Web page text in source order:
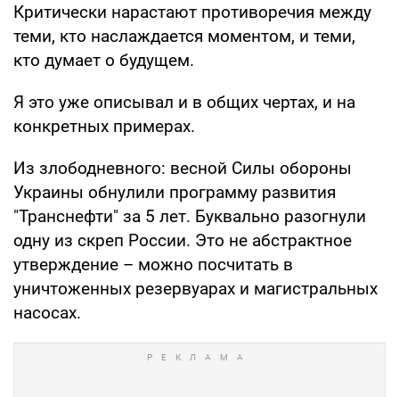
Критически нарастают противоречия между
теми, кто наслаждается моментом, и теми,
кто думает о будущем.
Я это уже описывал и в общих чертах, и на
конкретных примерах.
Из злободневного: весной Силы обороны
Украины обнулили программу развития
"Транснефти" за 5 лет. Буквально разогнули
одну из скреп России. Это не абстрактное
утверждение – можно посчитать в
уничтоженных резервуарах и магистральных
насосах.